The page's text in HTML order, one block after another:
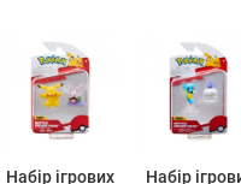
Набір ігрових
Набір